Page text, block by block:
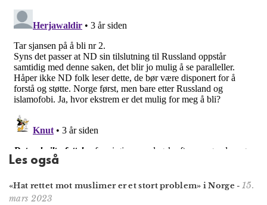
Les også
«Hat rettet mot muslimer er et stort problem» i Norge - 15.
mars 2023